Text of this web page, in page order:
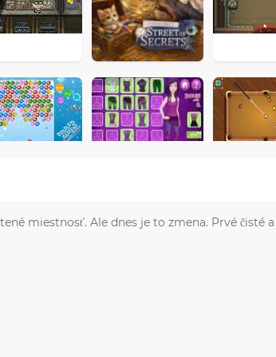
miestnosť. Ale dnes je to zmena. Prvé čisté